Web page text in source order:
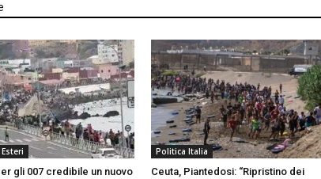
gli 007 credibile un nuovo
Politica Italia
Ceuta, Piantedosi: “Ripristino dei